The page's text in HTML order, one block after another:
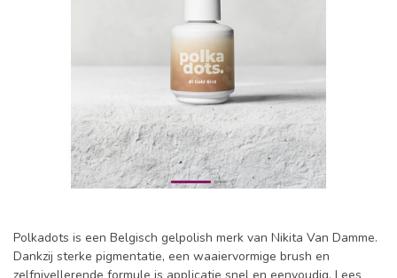
Polkadots is een Belgisch gelpolish merk van Nikita Van Damme.
Dankzij sterke pigmentatie, een waaiervormige brush en